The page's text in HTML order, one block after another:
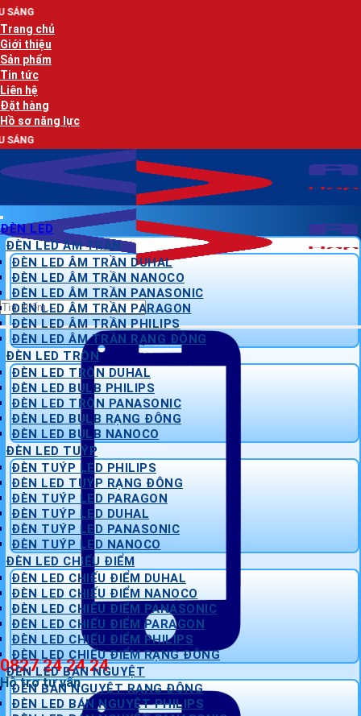
Bỏ
qua
nội
dung
Trang chủ
Giới thiệu
Sản phẩm
Tin tức
Liên hệ
Đặt hàng
Hồ sơ năng lực
Tìm
kiếm:
0827 24 24 24
Hỗ trợ tư vấn
ĐÈN LED
ĐÈN LED ÂM TRẦN
ĐÈN LED ÂM TRẦN DUHAL
ĐÈN LED ÂM TRẦN NANOCO
ĐÈN LED ÂM TRẦN PANASONIC
ĐÈN LED ÂM TRẦN PARAGON
ĐÈN LED ÂM TRẦN PHILIPS
ĐÈN LED ÂM TRẦN RẠNG ĐÔNG
ĐÈN LED TRÒN
ĐÈN LED TRÒN DUHAL
ĐÈN LED BULB PHILIPS
ĐÈN LED TRÒN PANASONIC
ĐÈN LED BULB RẠNG ĐÔNG
ĐÈN LED BULB NANOCO
ĐÈN LED TUÝP
ĐÈN TUÝP LED PHILIPS
ĐÈN LED TUÝP RẠNG ĐÔNG
ĐÈN TUÝP LED PARAGON
ĐÈN TUÝP LED DUHAL
ĐÈN TUÝP LED PANASONIC
ĐÈN TUÝP LED NANOCO
ĐÈN LED CHIẾU ĐIỂM
ĐÈN LED CHIẾU ĐIỂM DUHAL
ĐÈN LED CHIẾU ĐIỂM NANOCO
ĐÈN LED CHIẾU ĐIỂM PANASONIC
ĐÈN LED CHIẾU ĐIỂM PARAGON
ĐÈN LED CHIẾU ĐIỂM PHILIPS
ĐÈN LED CHIẾU ĐIỂM RẠNG ĐÔNG
ĐÈN LED BÁN NGUYỆT
ĐÈN BÁN NGUYỆT RẠNG ĐÔNG
ĐÈN LED BÁN NGUYỆT PHILIPS